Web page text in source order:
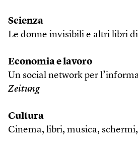
Scienza
Le donne invisibili e altri libri
Economia e lavoro
Un social network per
Zeitung
Cultura
Cinema, libri, musica,